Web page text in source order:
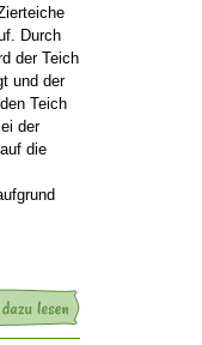
Durch
der Teich
und der
Teich
der
die